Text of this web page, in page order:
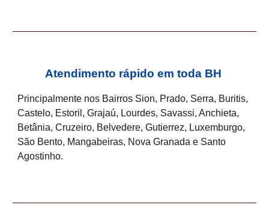
Atendimento rápido em toda BH
Principalmente nos Bairros Sion, Prado, Serra, Buritis,
Castelo, Estoril, Grajaú, Lourdes, Savassi, Anchieta,
Betânia, Cruzeiro, Belvedere, Gutierrez, Luxemburgo,
São Bento, Mangabeiras, Nova Granada e Santo
Agostinho.